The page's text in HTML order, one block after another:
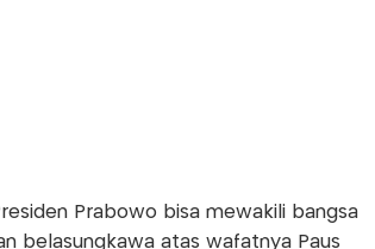
Prabowo bisa mewakili bangsa
belasungkawa atas wafatnya Paus